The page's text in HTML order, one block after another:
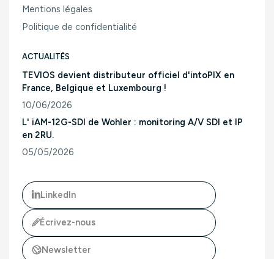
Mentions légales
Politique de confidentialité
ACTUALITÉS
TEVIOS devient distributeur officiel d'intoPIX en
France, Belgique et Luxembourg !
10/06/2026
Consulter l'article "TEVIOS devient distributeur officiel
L' iAM-12G-SDI de Wohler : monitoring A/V SDI et IP
en 2RU.
05/05/2026
LinkedIn
Écrivez-nous
Newsletter